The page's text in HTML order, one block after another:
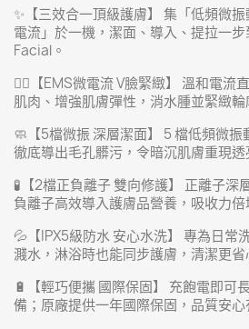
✨【三效合一頂級護膚】 集「低頻微
電流」於一機，潔面、導入、提拉一
Facial。
💆‍♀️【EMS微電流 V臉緊緻】 溫和電流
肌肉、增強肌膚彈性，消水腫並緊緻輪
🧼【5檔微振 深層潔面】 5 檔低頻微振
徹底導出毛孔髒污，令暗沉肌膚重現透
🧪【2檔正負離子 雙向修護】 正離子深
負離子高效導入護膚品營養，吸收力倍
💦【IPX5級防水 安心水洗】 專為日常
濺水，淋浴時也能同步護膚，清潔更省
🔋【輕巧便攜 國際保固】 充飽電即可
備；原廠提供一年國際保固，品質安心